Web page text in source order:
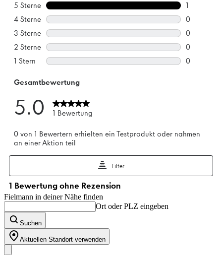
Fielmann in deiner Nähe finden
Ort oder PLZ eingeben
Suchen
Aktuellen Standort verwenden